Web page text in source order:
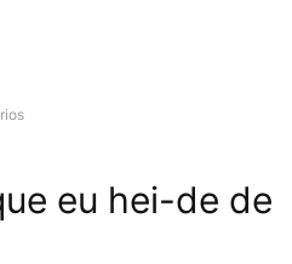
eu hei-de de